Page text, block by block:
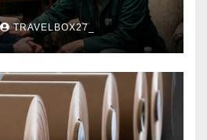
TRAVELBOX27_